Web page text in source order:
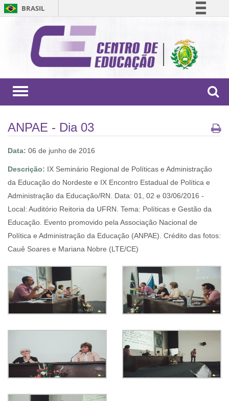
BRASIL
Comunica BR
Participe
Acesso à informação
Toggle
ANPAE - Dia 03
Data: 06 de junho de 2016
Descrição: IX Seminário Regional de Políticas e Administração
da Educação do Nordeste e IX Encontro Estadual de Política e
Administração da Educação/RN. Data: 01, 02 e 03/06/2016 -
Local: Auditório Reitoria da UFRN. Tema: Políticas e Gestão da
Educação. Evento promovido pela Associação Nacional de
Política e Administração da Educação (ANPAE). Crédito das fotos:
Cauê Soares e Mariana Nobre (LTE/CE)